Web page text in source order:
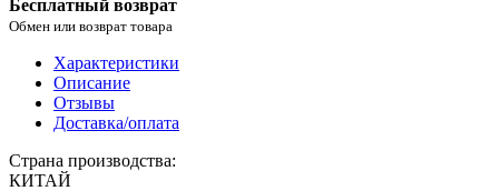
Бесплатный возврат
Обмен или возврат товара
Характеристики
Описание
Отзывы
Доставка/оплата
Страна производства:
КИТАЙ